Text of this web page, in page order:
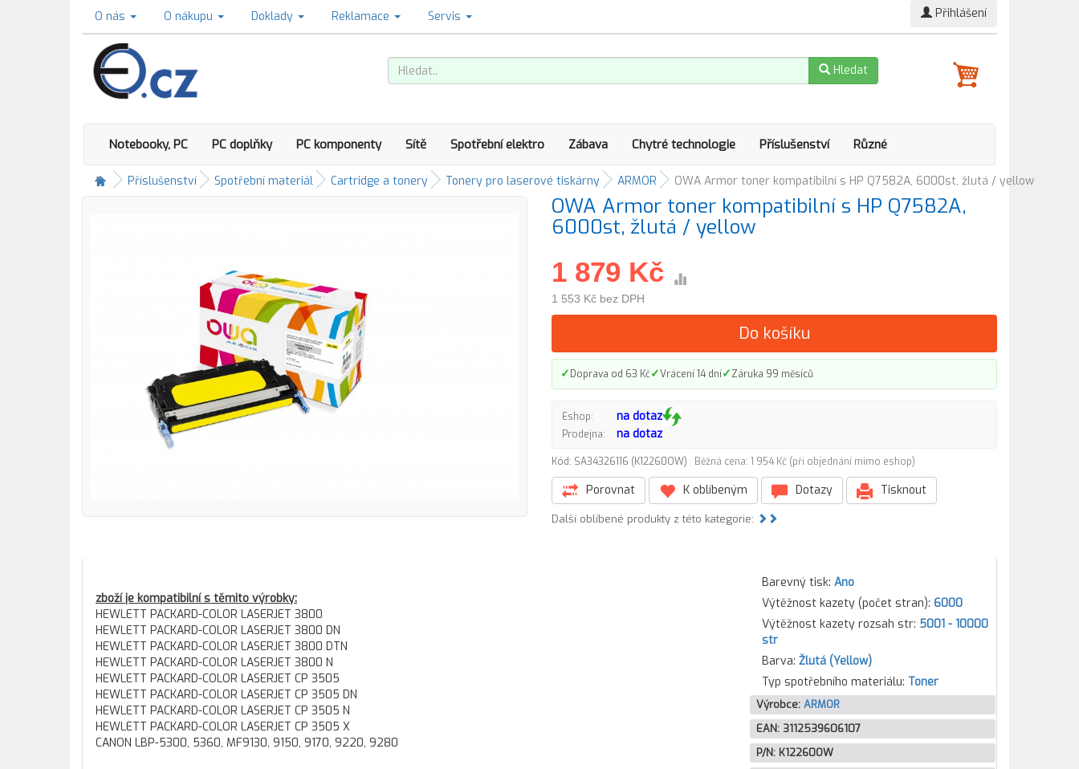
O nás O nákupu Doklady Reklamace Servis Přihlášení
Hledat
Notebooky, PC PC doplňky PC komponenty Sítě Spotřební elektro Zábava Chytré technologie Příslušenství Různé
Příslušenství Spotřební materiál Cartridge a tonery Tonery pro laserové tiskárny ARMOR OWA Armor toner kompatibilní s HP Q7582A, 6000st, žlutá / yellow
OWA Armor toner kompatibilní s HP Q7582A,
6000st, žlutá / yellow
1 879 Kč
1 553 Kč bez DPH
Do košíku
✓Doprava od 63 Kč✓Vrácení 14 dní✓Záruka 99 měsíců
Eshop: na dotaz
Prodejna: na dotaz
Kód: SA34326116 (K12260OW) Běžná cena: 1 954 Kč (při objednání mimo eshop)
Porovnat K oblíbeným Dotazy Tisknout
Další oblíbené produkty z této kategorie:
zboží je kompatibilní s těmito výrobky:
HEWLETT PACKARD-COLOR LASERJET 3800
HEWLETT PACKARD-COLOR LASERJET 3800 DN
HEWLETT PACKARD-COLOR LASERJET 3800 DTN
HEWLETT PACKARD-COLOR LASERJET 3800 N
HEWLETT PACKARD-COLOR LASERJET CP 3505
HEWLETT PACKARD-COLOR LASERJET CP 3505 DN
HEWLETT PACKARD-COLOR LASERJET CP 3505 N
HEWLETT PACKARD-COLOR LASERJET CP 3505 X
CANON LBP-5300, 5360, MF9130, 9150, 9170, 9220, 9280
Barevný tisk: Ano
Výtěžnost kazety (počet stran): 6000
Výtěžnost kazety rozsah str: 5001 - 10000
str
Barva: Žlutá (Yellow)
Typ spotřebního materiálu: Toner
Výrobce: ARMOR
EAN: 3112539606107
P/N: K12260OW